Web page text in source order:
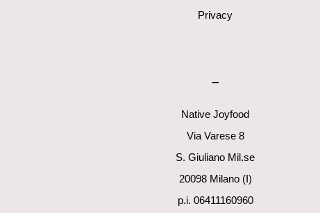
Privacy
–
Native Joyfood
Via Varese 8
S. Giuliano Mil.se
20098 Milano (I)
p.i. 06411160960